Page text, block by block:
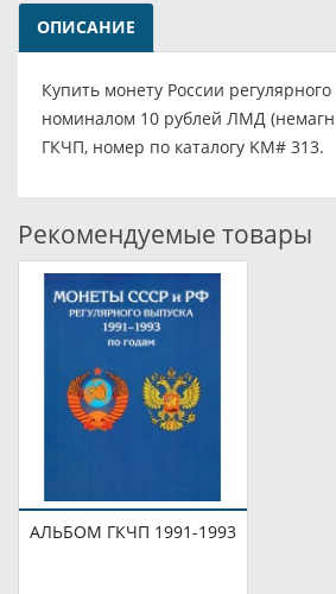
ОПИСАНИЕ
Купить монету России
номиналом 10 рублей ЛМД
ГКЧП, номер по каталогу KM# 313.
Рекомендуемые товары
АЛЬБОМ ГКЧП 1991-1993